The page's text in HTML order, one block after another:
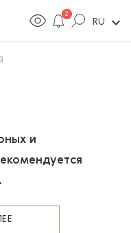
2
RU expand_more
и